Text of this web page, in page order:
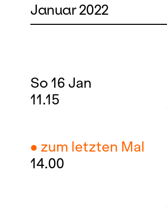
Januar 2022
So 16 Jan
11.15
● zum letzten Mal
14.00